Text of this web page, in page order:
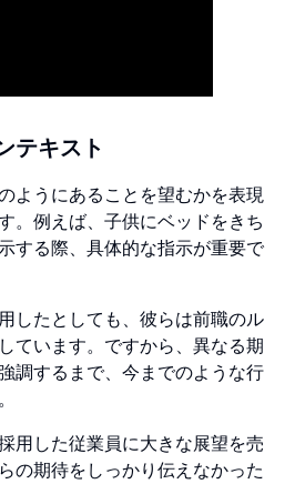
テキスト
ようにあることを望むかを表現
。例えば、子供にベッドをきち
する際、具体的な指示が重要で
したとしても、彼らは前職のル
ています。ですから、異なる期
調するまで、今までのような行
用した従業員に大きな展望を売
の期待をしっかり伝えなかった